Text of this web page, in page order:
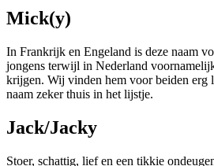
Mick(y)
In Frankrijk en Engeland is deze naam
jongens terwijl in Nederland
krijgen. Wij vinden hem voor beiden erg
naam zeker thuis in het lijstje.
Jack/Jacky
Stoer, schattig, lief en een tikkie